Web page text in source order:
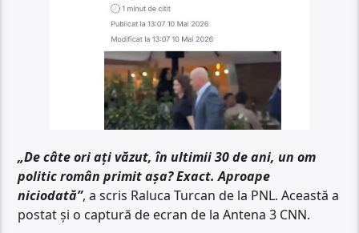
„De câte ori ați văzut, în ultimii 30 de ani, un om
politic român primit așa? Exact. Aproape
niciodată”, a scris Raluca Turcan de la PNL. Această a
postat și o captură de ecran de la Antena 3 CNN.